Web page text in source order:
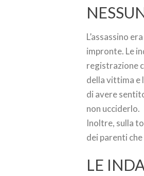
L’assassino
impronte. Le
registrazione
della vittima e
di avere
non ucciderlo.
Inoltre, sulla
dei parenti
LE